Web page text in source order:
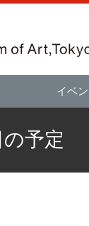
イベン
予定